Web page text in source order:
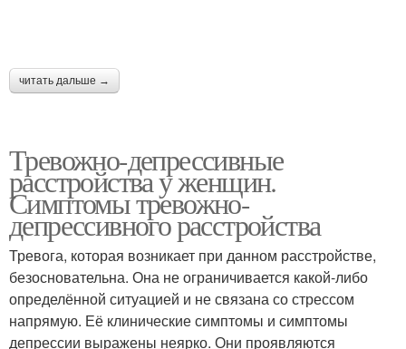
читать дальше →
Тревожно-депрессивные
расстройства у женщин.
Симптомы тревожно-
депрессивного расстройства
Тревога, которая возникает при данном расстройстве,
безосновательна. Она не ограничивается какой-либо
определённой ситуацией и не связана со стрессом
напрямую. Её клинические симптомы и симптомы
депрессии выражены неярко. Они проявляются